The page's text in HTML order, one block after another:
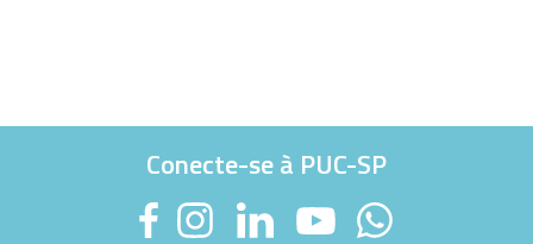
Conecte-se à PUC-SP